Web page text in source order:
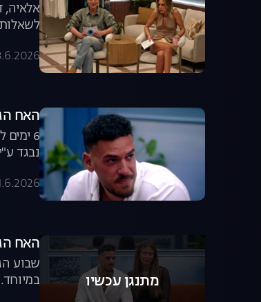
אלאיה,
האח הגדול, עונה
6
נבגד
מתנגן עכשיו
האח הגדול,